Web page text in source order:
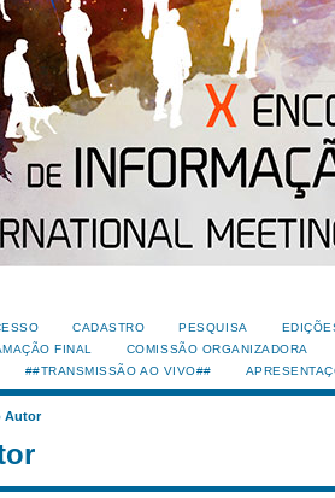
CADASTRO PESQUISA
FINAL COMISSÃO ORGANIZADORA
##TRANSMISSÃO AO VIVO##
Autor